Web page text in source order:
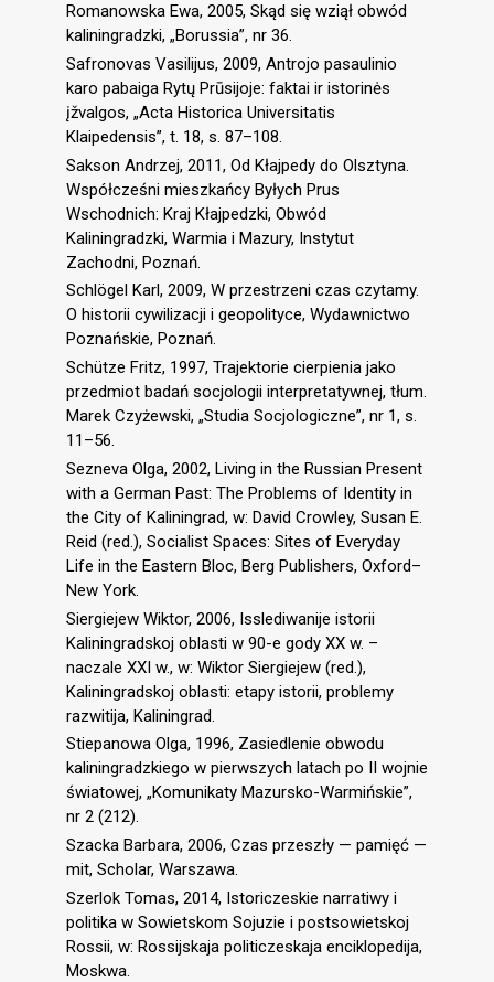
Romanowska Ewa, 2005, Skąd się wziął obwód
kaliningradzki, „Borussia”, nr 36.
Safronovas Vasilijus, 2009, Antrojo pasaulinio
karo pabaiga Rytų Prūsijoje: faktai ir istorinės
įžvalgos, „Acta Historica Universitatis
Klaipedensis”, t. 18, s. 87–108.
Sakson Andrzej, 2011, Od Kłajpedy do Olsztyna.
Współcześni mieszkańcy Byłych Prus
Wschodnich: Kraj Kłajpedzki, Obwód
Kaliningradzki, Warmia i Mazury, Instytut
Zachodni, Poznań.
Schlögel Karl, 2009, W przestrzeni czas czytamy.
O historii cywilizacji i geopolityce, Wydawnictwo
Poznańskie, Poznań.
Schütze Fritz, 1997, Trajektorie cierpienia jako
przedmiot badań socjologii interpretatywnej, tłum.
Marek Czyżewski, „Studia Socjologiczne”, nr 1, s.
11–56.
Sezneva Olga, 2002, Living in the Russian Present
with a German Past: The Problems of Identity in
the City of Kaliningrad, w: David Crowley, Susan E.
Reid (red.), Socialist Spaces: Sites of Everyday
Life in the Eastern Bloc, Berg Publishers, Oxford–
New York.
Siergiejew Wiktor, 2006, Isslediwanije istorii
Kaliningradskoj oblasti w 90-e gody XX w. –
naczale XXI w., w: Wiktor Siergiejew (red.),
Kaliningradskoj oblasti: etapy istorii, problemy
razwitija, Kaliningrad.
Stiepanowa Olga, 1996, Zasiedlenie obwodu
kaliningradzkiego w pierwszych latach po II wojnie
światowej, „Komunikaty Mazursko-Warmińskie”,
nr 2 (212).
Szacka Barbara, 2006, Czas przeszły — pamięć —
mit, Scholar, Warszawa.
Szerlok Tomas, 2014, Istoriczeskie narratiwy i
politika w Sowietskom Sojuzie i postsowietskoj
Rossii, w: Rossijskaja politiczeskaja enciklopedija,
Moskwa.